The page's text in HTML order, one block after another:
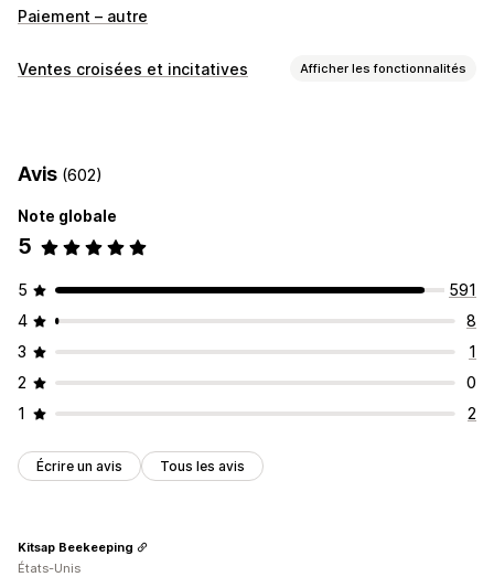
Paiement – autre
Ventes croisées et incitatives Afficher les fonctionnalités
Pages de remerciement vente incitative
Compléments en un clic
HTML personnalisé
Devises multiples Multilingue Règles personnalisées
Offres et recommandations
Cadeaux
Recommandations de produits
Produits fréquemment achetés ensemble Lots
Réductions en fonction de la quantité
Entonnoir des performances
Avis (602)
Note globale
5
5
591
4
8
3
1
2
0
1
2
Écrire un avis Tous les avis
Kitsap Beekeeping
États-Unis